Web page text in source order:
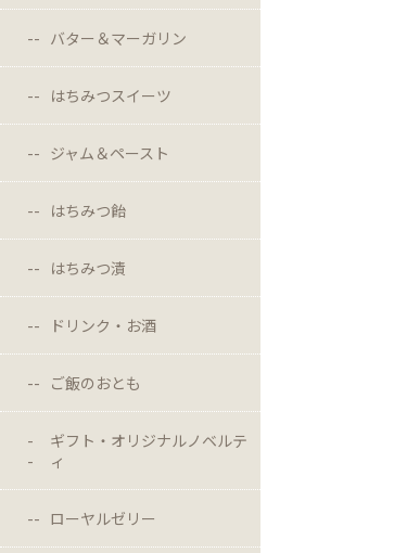
バター＆マーガリン
はちみつスイーツ
ジャム＆ペースト
はちみつ飴
はちみつ漬
ドリンク・お酒
ご飯のおとも
ギフト・オリジナルノベルテ
ィ
ローヤルゼリー